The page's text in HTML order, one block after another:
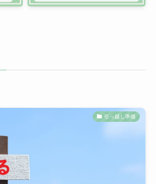
引っ越し準備